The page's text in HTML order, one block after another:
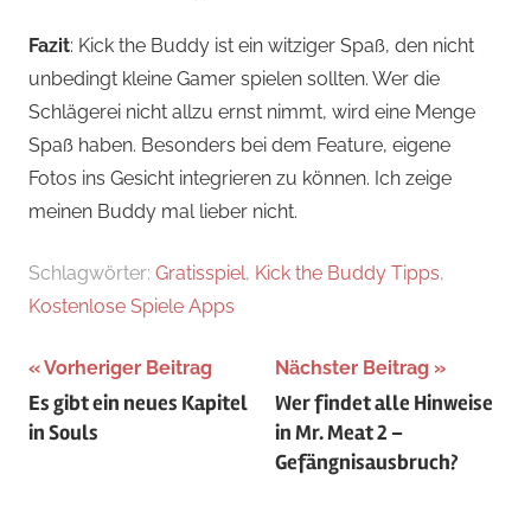
Fazit: Kick the Buddy ist ein witziger Spaß, den nicht
unbedingt kleine Gamer spielen sollten. Wer die
Schlägerei nicht allzu ernst nimmt, wird eine Menge
Spaß haben. Besonders bei dem Feature, eigene
Fotos ins Gesicht integrieren zu können. Ich zeige
meinen Buddy mal lieber nicht.
Schlagwörter: Gratisspiel, Kick the Buddy Tipps,
Kostenlose Spiele Apps
Beitragsnavigation
Vorheriger Beitrag
Es gibt ein neues Kapitel
in Souls
Nächster Beitrag
Wer findet alle Hinweise
in Mr. Meat 2 –
Gefängnisausbruch?